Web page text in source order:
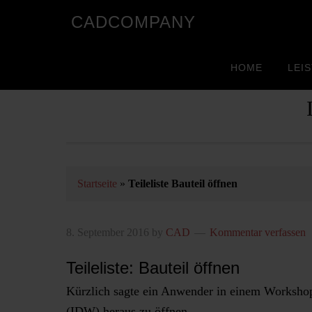
CADCOMPANY
HOME
Startseite » Teileliste Bauteil öffnen
8. September 2016 by CAD Kommentar verfassen
Teileliste: Bauteil öffnen
Kürzlich sagte ein Anwender in einem